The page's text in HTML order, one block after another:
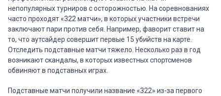
непопулярных турниров с осторожностью. На соревнованиях
часто проходят «322 матчи», в которых участники встречи
заключают пари против себя. Например, фаворит ставит на
то, что аутсайдер совершит первые 15 убийств на карте.
Отследить подставные матчи тяжело. Несколько раз в год
возникают скандалы, в которых известных спортсменов
обвиняют в подставных играх.
Подставные матчи получили название «322» из-за первого